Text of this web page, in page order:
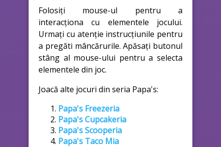
Folosiți mouse-ul pentru a
interacționa cu elementele jocului.
Urmați cu atenție instrucțiunile pentru
a pregăti mâncărurile. Apăsați butonul
stâng al mouse-ului pentru a selecta
elementele din joc.
Joacă alte jocuri din seria Papa's:
Papa's Freezeria
Papa's Cupcakeria
Papa's Scooperia
Papa's Taco Mia